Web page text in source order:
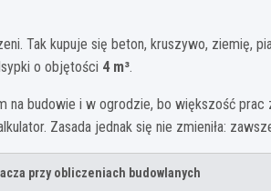
Tak kupuje się beton, kruszywo, ziemię,
o objętości 4 m³.
na budowie i w ogrodzie, bo większość
Zasada jednak się nie zmieniła:
przy obliczeniach budowlanych